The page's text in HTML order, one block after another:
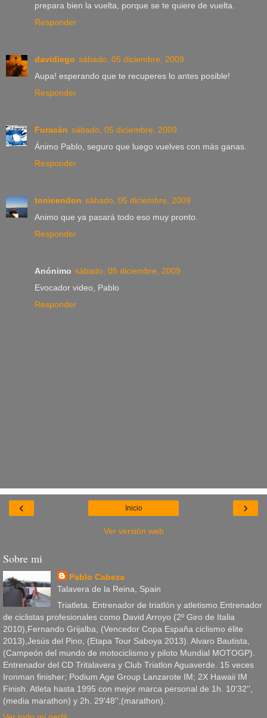
prepara bien la vuelta, porque se te quiere de vuelta.
Responder
davidiego sábado, 05 diciembre, 2009
Aupa! esperando que te recuperes lo antes posible!
Responder
Furacán sábado, 05 diciembre, 2009
Ánimo Pablo, seguro que luego vuelves con más ganas.
Responder
tonicendon sábado, 05 diciembre, 2009
Animo que ya pasará todo eso muy pronto.
Responder
Anónimo sábado, 05 diciembre, 2009
Evocador video, Pablo
Responder
‹ ›
Inicio
Ver versión web
Sobre mi
Pablo Cabeza
Talavera de la Reina, Spain
Triatleta. Entrenador de triatlón y atletismo.Entrenador
de ciclistas profesionales como David Arroyo (2º Giro de Italia
2010),Fernando Grijalba, (Vencedor Copa España ciclismo élite
2013),Jesús del Pino, (Etapa Tour Saboya 2013). Alvaro Bautista,
(Campeón del mundo de motociclismo y piloto Mundial MOTOGP).
Entrenador del CD Tritalavera y Club Triatlon Aguaverde. 15 veces
Ironman finisher; Podium Age Group Lanzarote IM; 2X Hawaii IM
Finish. Atleta hasta 1995 con mejor marca personal de 1h. 10'32'',
(media marathon) y 2h. 29'48'',(marathon).